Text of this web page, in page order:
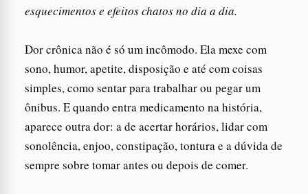
esquecimentos e efeitos chatos no dia a dia.
Dor crônica não é só um incômodo. Ela mexe com
sono, humor, apetite, disposição e até com coisas
simples, como sentar para trabalhar ou pegar um
ônibus. E quando entra medicamento na história,
aparece outra dor: a de acertar horários, lidar com
sonolência, enjoo, constipação, tontura e a dúvida de
sempre sobre tomar antes ou depois de comer.